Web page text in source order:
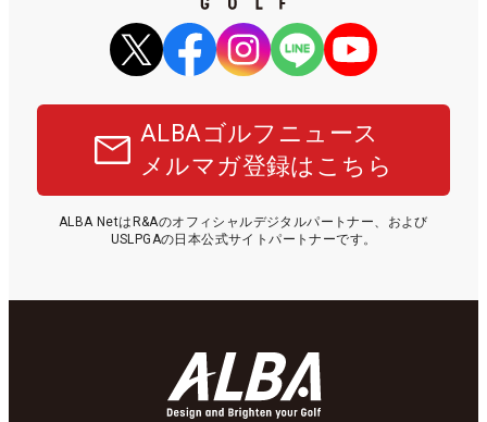
ALBAゴルフニュース
メルマガ登録はこちら
ALBA NetはR&Aのオフィシャルデジタルパートナー、および
USLPGAの日本公式サイトパートナーです。